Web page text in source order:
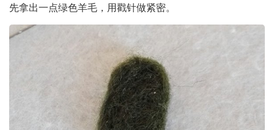
先拿出一点绿色羊毛，用戳针做紧密。